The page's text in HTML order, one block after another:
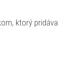
ktorý pridáva